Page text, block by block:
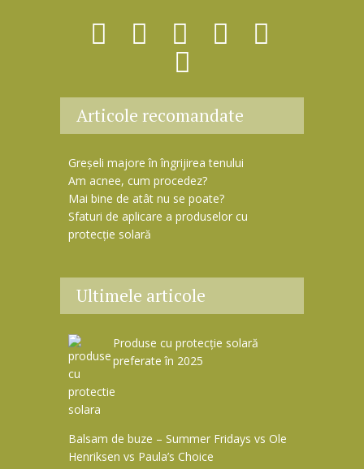
Articole recomandate
Greșeli majore în îngrijirea tenului
Am acnee, cum procedez?
Mai bine de atât nu se poate?
Sfaturi de aplicare a produselor cu
protecție solară
Ultimele articole
Produse cu protecție solară
preferate în 2025
Balsam de buze – Summer Fridays vs Ole
Henriksen vs Paula’s Choice